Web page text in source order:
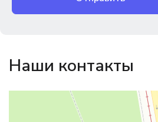
Наши контакты
Магазин резинотехники
Резиновые и резинотехнические изделия
Садовый инвентарь и техника в